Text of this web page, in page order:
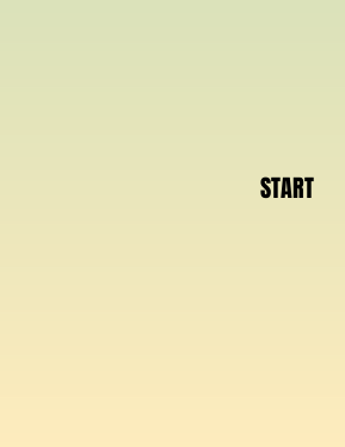
START